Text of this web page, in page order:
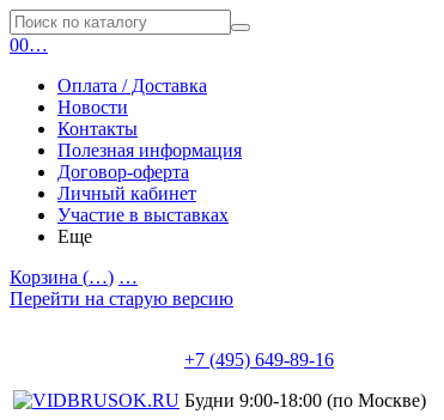
00…
Оплата / Доставка
Новости
Контакты
Полезная информация
Договор-оферта
Личный кабинет
Участие в выставках
Еще
Корзина (…) …
Перейти на старую версию
+7 (495) 649-89-16
Будни 9:00-18:00 (по Москве)